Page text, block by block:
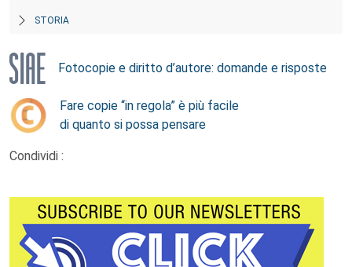
STORIA
Fotocopie e diritto d’autore: domande e risposte
Fare copie “in regola” è più facile
di quanto si possa pensare
Condividi :